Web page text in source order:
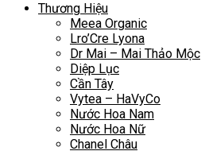
Thương Hiệu
Meea Organic
Lro’Cre Lyona
Dr Mai – Mai Thảo Mộc
Diệp Lục
Cần Tây
Vytea – HaVyCo
Nước Hoa Nam
Nước Hoa Nữ
Chanel Châu